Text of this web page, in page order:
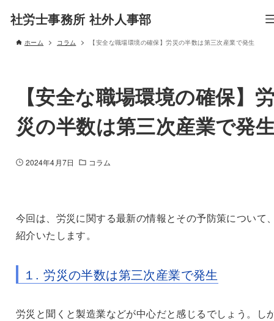
社労士事務所 社外人事部
ホーム コラム 【安全な職場環境の確保】労災の半数は第三次産業で発生
【安全な職場環境の確保】
災の半数は第三次産業で発
2024年4月7日 コラム
今回は、労災に関する最新の情報とその予防策について
紹介いたします。
１ .労災の半数は第三次産業で発生
労災と聞くと製造業などが中心だと感じるでしょう。し